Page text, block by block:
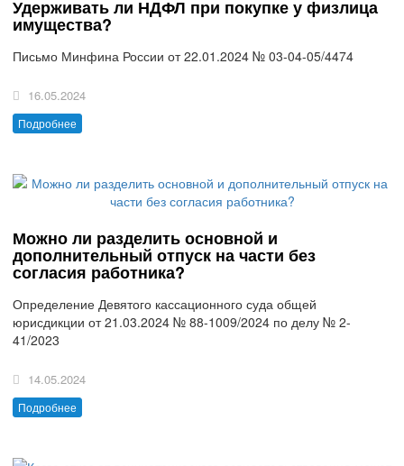
Удерживать ли НДФЛ при покупке у физлица
имущества?
Письмо Минфина России от 22.01.2024 № 03-04-05/4474
16.05.2024
Подробнее
Можно ли разделить основной и
дополнительный отпуск на части без
согласия работника?
Определение Девятого кассационного суда общей
юрисдикции от 21.03.2024 № 88-1009/2024 по делу № 2-
41/2023
14.05.2024
Подробнее